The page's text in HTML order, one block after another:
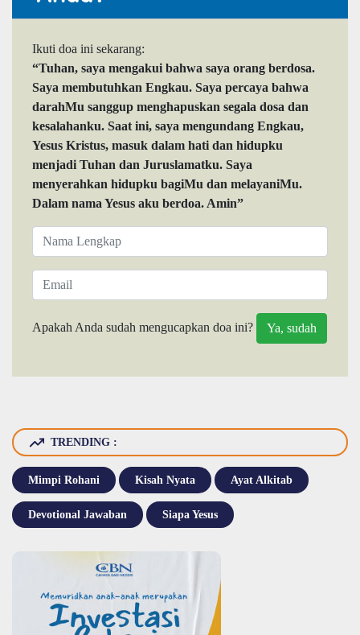
Ikuti doa ini sekarang:
“Tuhan, saya mengakui bahwa saya orang berdosa.
Saya membutuhkan Engkau. Saya percaya bahwa
darahMu sanggup menghapuskan segala dosa dan
kesalahanku. Saat ini, saya mengundang Engkau,
Yesus Kristus, masuk dalam hati dan hidupku
menjadi Tuhan dan Juruslamatku. Saya
menyerahkan hidupku bagiMu dan melayaniMu.
Dalam nama Yesus aku berdoa. Amin”
Apakah Anda sudah mengucapkan doa ini?
TRENDING :
Mimpi Rohani Kisah Nyata Ayat Alkitab
Devotional Jawaban Siapa Yesus